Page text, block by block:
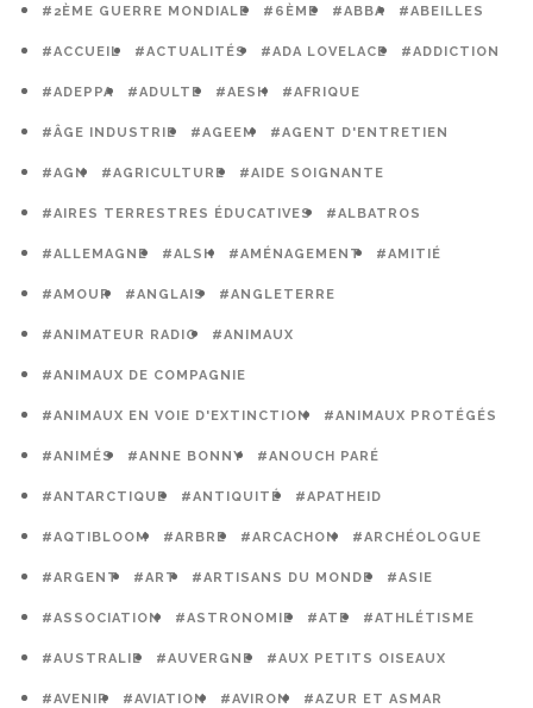
#2ÈME GUERRE MONDIALE #6ÈME #ABBA #ABEILLES
#ACCUEIL #ACTUALITÉS #ADA LOVELACE #ADDICTION
#ADEPPA #ADULTE #AESH #AFRIQUE
#ÂGE INDUSTRIE #AGEEM #AGENT D'ENTRETIEN
#AGN #AGRICULTURE #AIDE SOIGNANTE
#AIRES TERRESTRES ÉDUCATIVES #ALBATROS
#ALLEMAGNE #ALSH #AMÉNAGEMENT #AMITIÉ
#AMOUR #ANGLAIS #ANGLETERRE
#ANIMATEUR RADIO #ANIMAUX
#ANIMAUX DE COMPAGNIE
#ANIMAUX EN VOIE D'EXTINCTION #ANIMAUX PROTÉGÉS
#ANIMÉS #ANNE BONNY #ANOUCH PARÉ
#ANTARCTIQUE #ANTIQUITÉ #APATHEID
#AQTIBLOOM #ARBRE #ARCACHON #ARCHÉOLOGUE
#ARGENT #ART #ARTISANS DU MONDE #ASIE
#ASSOCIATION #ASTRONOMIE #ATE #ATHLÉTISME
#AUSTRALIE #AUVERGNE #AUX PETITS OISEAUX
#AVENIR #AVIATION #AVIRON #AZUR ET ASMAR